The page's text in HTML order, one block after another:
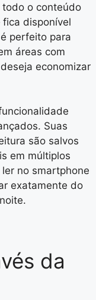
o conteúdo
disponível
perfeito para
áreas com
economizar
Suas
são salvos
em múltiplos
no smartphone
exatamente do
da